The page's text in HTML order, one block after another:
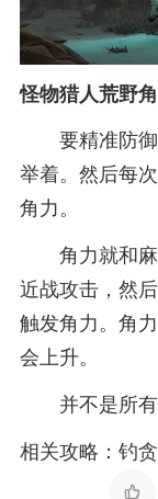
怪物猎人荒野
要精准防
举着。然后每
角力。
角力就和
近战攻击，然
触发角力。角
会上升。
并不是所
相关攻略：钓